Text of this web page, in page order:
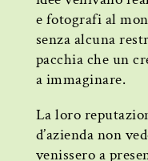
e fotografi al
senza alcuna
pacchia che un
a immaginare.
La loro
d’azienda non
venissero a